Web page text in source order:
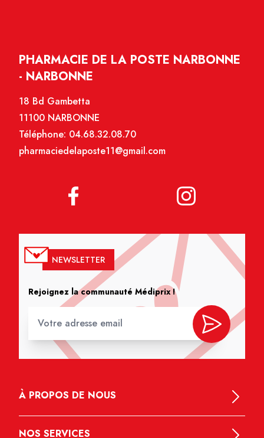
PHARMACIE DE LA POSTE NARBONNE
- NARBONNE
18 Bd Gambetta
11100 NARBONNE
Téléphone: 04.68.32.08.70
pharmaciedelaposte11@gmail.com
NEWSLETTER
Rejoignez la communauté Médiprix !
À PROPOS DE NOUS
NOS SERVICES